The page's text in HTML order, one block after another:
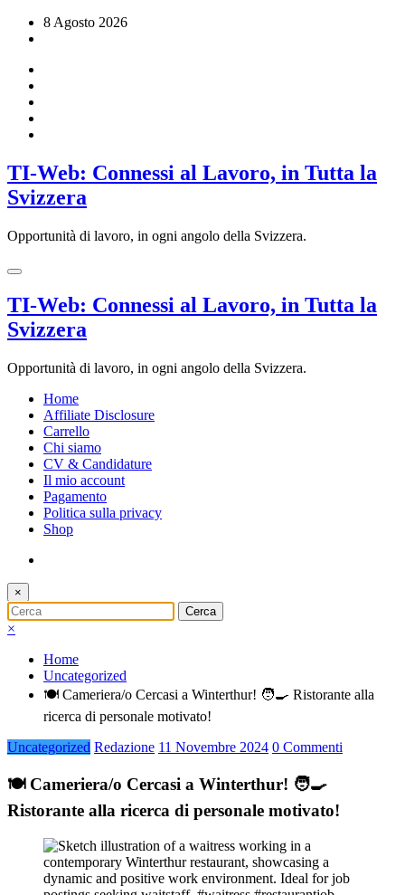
8 Agosto 2026
TI-Web: Connessi al Lavoro, in Tutta la
Svizzera
Opportunità di lavoro, in ogni angolo della Svizzera.
TI-Web: Connessi al Lavoro, in Tutta la
Svizzera
Opportunità di lavoro, in ogni angolo della Svizzera.
Home
Affiliate Disclosure
Carrello
Chi siamo
CV & Candidature
Il mio account
Pagamento
Politica sulla privacy
Shop
×
×
Home
Uncategorized
🍽️ Cameriera/o Cercasi a Winterthur! 🧑‍🍳 Ristorante alla
ricerca di personale motivato!
Uncategorized Redazione 11 Novembre 2024 0 Commenti
🍽️ Cameriera/o Cercasi a Winterthur! 🧑‍🍳
Ristorante alla ricerca di personale motivato!